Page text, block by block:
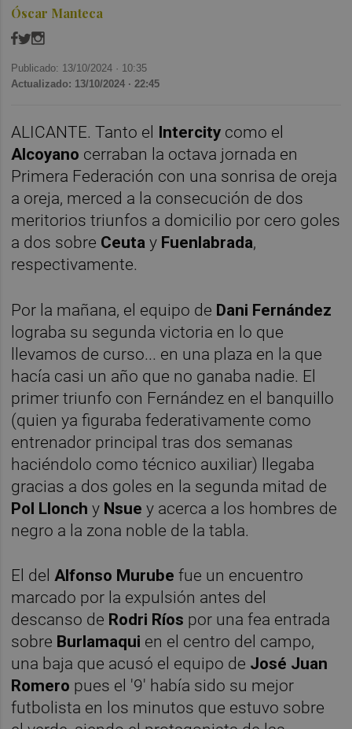
Óscar Manteca
Publicado: 13/10/2024 · 10:35
Actualizado: 13/10/2024 · 22:45
ALICANTE. Tanto el Intercity como el
Alcoyano cerraban la octava jornada en
Primera Federación con una sonrisa de oreja
a oreja, merced a la consecución de dos
meritorios triunfos a domicilio por cero goles
a dos sobre Ceutay Fuenlabrada,
respectivamente.
Por la mañana, el equipo de Dani Fernández
lograba su segunda victoria en lo que
llevamos de curso... en una plaza en la que
hacía casi un año que no ganaba nadie. El
primer triunfo con Fernández en el banquillo
(quien ya figuraba federativamente como
entrenador principal tras dos semanas
haciéndolo como técnico auxiliar) llegaba
gracias a dos goles en la segunda mitad de
Pol Llonch y Nsue y acerca a los hombres de
negro a la zona noble de la tabla.
El del Alfonso Murube fue un encuentro
marcado por la expulsión antes del
descanso de Rodri Ríos por una fea entrada
sobre Burlamaqui en el centro del campo,
una baja que acusó el equipo de José Juan
Romero pues el '9' había sido su mejor
futbolista en los minutos que estuvo sobre